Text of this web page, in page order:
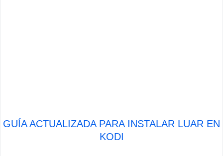
GUÍA ACTUALIZADA PARA INSTALAR LUAR EN
KODI